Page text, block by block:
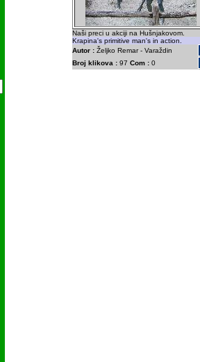
Naši preci u akciji na Hušnjakovom.
Krapina's primitive man's in action.
Autor :Željko Remar - Varaždin
Broj klikova :97 Com :0